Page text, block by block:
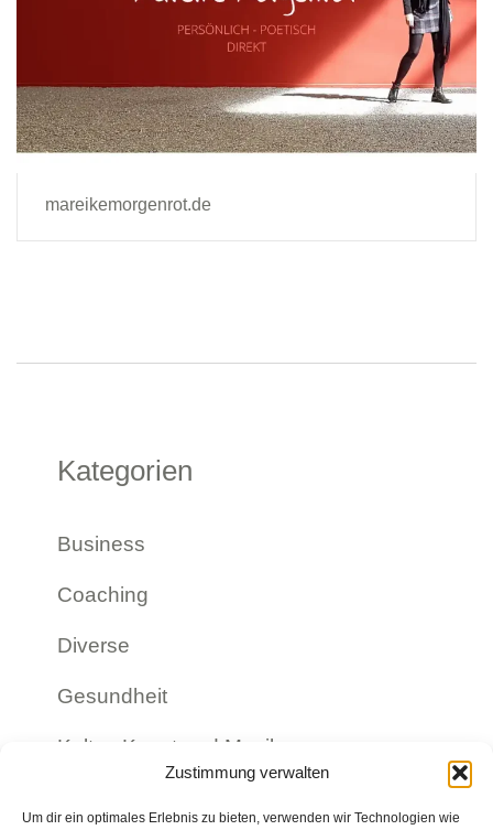
Zustimmung verwalten
Um dir ein optimales Erlebnis zu bieten, verwenden wir Technologien wie
mareikemorgenrot.de
Kategorien
Business
Coaching
Diverse
Gesundheit
Kultur, Kunst und Musik